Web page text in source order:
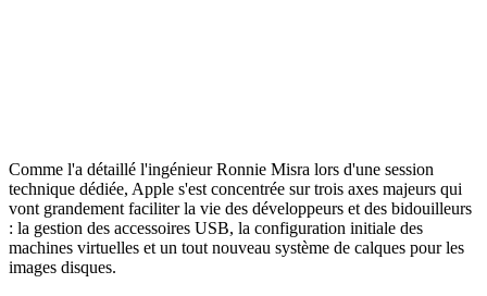
Comme l'a détaillé l'ingénieur Ronnie Misra lors d'une session
technique dédiée, Apple s'est concentrée sur trois axes majeurs qui
vont grandement faciliter la vie des développeurs et des bidouilleurs
: la gestion des accessoires USB, la configuration initiale des
machines virtuelles et un tout nouveau système de calques pour les
images disques.